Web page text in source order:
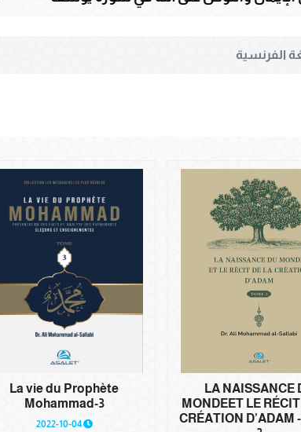
الفرنسية
LA NAISSANCE
MONDEET LE
CRÉATION D’ADAM
La vie du Prophète
Mohammad-3
2022-10-04